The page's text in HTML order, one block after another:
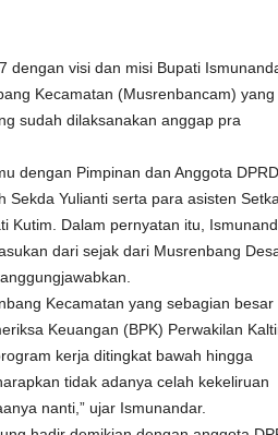
dengan visi dan misi Bupati
Kecamatan (Musrenbancam) yang
sudah dilaksanakan anggap pra
dengan Pimpinan dan Anggota DPRD
Sekda Yulianti serta para asisten
Kutim. Dalam pernyatan itu,
dari sejak dari Musrenbang
Kecamatan yang sebagian besar
Keuangan (BPK) Perwakilan
kerja ditingkat bawah hingga
tidak adanya celah kekeliruan
nanti,” ujar Ismunandar.